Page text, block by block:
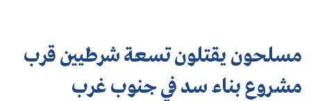
مسلحون يقتلون تسعة شرطيين قرب
مشروع بناء سد في جنوب غرب